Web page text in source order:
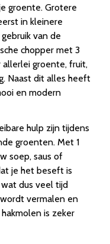
groente. Grotere
in kleinere
van de
chopper met 3
allerlei groente, fruit,
Naast dit alles heeft
en modern
hulp zijn tijdens
groenten. Met 1
soep, saus of
je het beseft is
dus veel tijd
vermalen en
is zeker